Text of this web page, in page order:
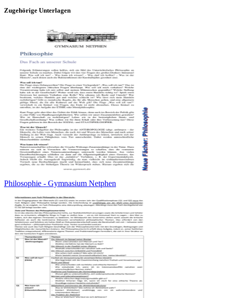
Zugehörige Unterlagen
Philosophie - Gymnasium Netphen